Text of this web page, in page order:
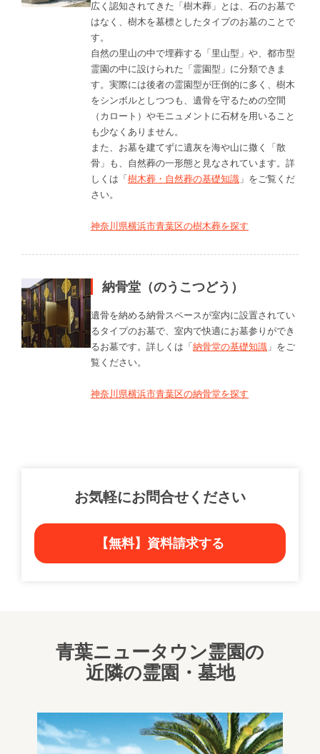
広く認知されてきた「樹木葬」とは、石のお墓で
はなく、樹木を墓標としたタイプのお墓のことで
す。
自然の里山の中で埋葬する「里山型」や、都市型
霊園の中に設けられた「霊園型」に分類できま
す。実際には後者の霊園型が圧倒的に多く、樹木
をシンボルとしつつも、遺骨を守るための空間
（カロート）やモニュメントに石材を用いること
も少なくありません。
また、お墓を建てずに遺灰を海や山に撒く「散
骨」も、自然葬の一形態と見なされています。詳
しくは「樹木葬・自然葬の基礎知識 」をご覧くだ
さい。
神奈川県横浜市青葉区の樹木葬を探す
納骨堂（のうこつどう）
遺骨を納める納骨スペースが室内に設置されてい
るタイプのお墓で、室内で快適にお墓参りができ
るお墓です。詳しくは「納骨堂の基礎知識 」をご
覧ください。
神奈川県横浜市青葉区の納骨堂を探す
お気軽にお問合せください
【無料】資料請求する
青葉ニュータウン霊園の
近隣の霊園・墓地